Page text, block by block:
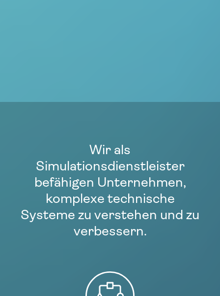
Wir als
Simulationsdienstleister
befähigen Unternehmen,
komplexe technische
Systeme zu verstehen und zu
verbessern.